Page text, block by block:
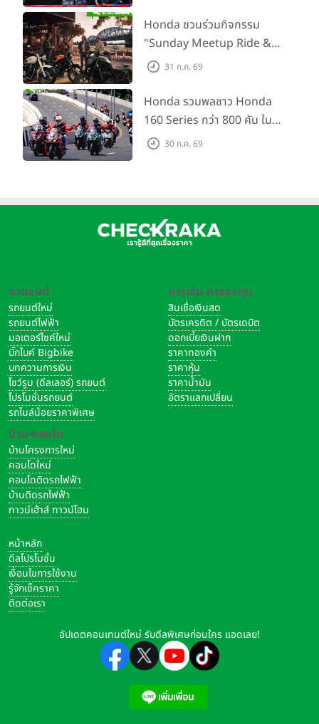
สนาม 2
Honda ชวนร่วมกิจกรรม
"Sunday Meetup Ride &
Soul" จิบกาแฟ พูดคุย แลก
กัน 16 ส.ค. นี้
31 ก.ค. 69
Honda รวมพลชาว Honda
160 Series กว่า 800 คัน ใน
งาน “THE ONE-SIXTI-ER ตัว
30 ก.ค. 69
ยานยนต์
รถยนต์ใหม่
รถยนต์ไฟฟ้า
มอเตอร์ไซค์ใหม่
บิ๊กไบค์ Bigbike
บทความการเงิน
โชว์รูม (ดีลเลอร์) รถยนต์
โปรโมชั่นรถยนต์
รถไมล์น้อยราคาพิเศษ
บ้าน-คอนโด
บ้านโครงการใหม่
คอนโดใหม่
คอนโดติดรถไฟฟ้า
บ้านติดรถไฟฟ้า
ทาวน์เฮ้าส์ ทาวน์โฮม
การเงิน-การลงทุน
สินเชื่อเงินสด
บัตรเครดิต / บัตรเดบิต
ดอกเบี้ยเงินฝาก
ราคาทองคำ
ราคาหุ้น
ราคาน้ำมัน
อัตราแลกเปลี่ยน
หน้าหลัก
ดีลโปรโมชั่น
เงื่อนไขการใช้งาน
รู้จักเช็คราคา
ติดต่อเรา
อัปเดตคอนเทนต์ใหม่ รับดีลพิเศษก่อนใคร แอดเลย!